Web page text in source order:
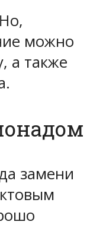
можно
а также
замени